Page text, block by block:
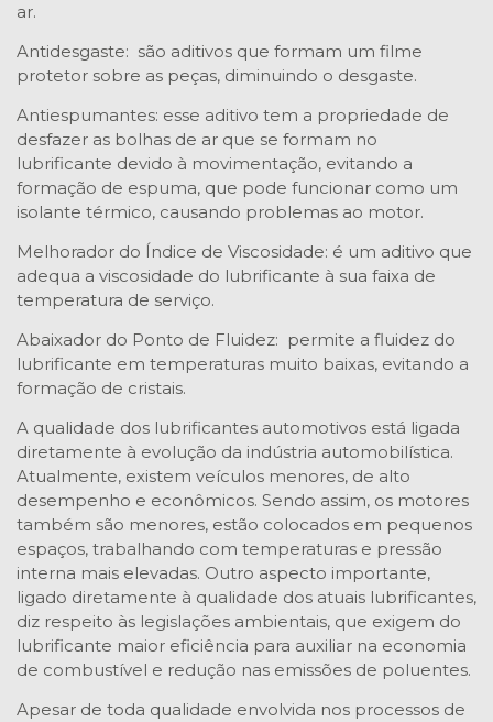
ar.
Antidesgaste: são aditivos que formam um filme
protetor sobre as peças, diminuindo o desgaste.
Antiespumantes: esse aditivo tem a propriedade de
desfazer as bolhas de ar que se formam no
lubrificante devido à movimentação, evitando a
formação de espuma, que pode funcionar como um
isolante térmico, causando problemas ao motor.
Melhorador do Índice de Viscosidade: é um aditivo que
adequa a viscosidade do lubrificante à sua faixa de
temperatura de serviço.
Abaixador do Ponto de Fluidez: permite a fluidez do
lubrificante em temperaturas muito baixas, evitando a
formação de cristais.
A qualidade dos lubrificantes automotivos está ligada
diretamente à evolução da indústria automobilística.
Atualmente, existem veículos menores, de alto
desempenho e econômicos. Sendo assim, os motores
também são menores, estão colocados em pequenos
espaços, trabalhando com temperaturas e pressão
interna mais elevadas. Outro aspecto importante,
ligado diretamente à qualidade dos atuais lubrificantes,
diz respeito às legislações ambientais, que exigem do
lubrificante maior eficiência para auxiliar na economia
de combustível e redução nas emissões de poluentes.
Apesar de toda qualidade envolvida nos processos de